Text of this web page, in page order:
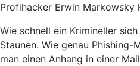
Profihacker Erwin Markowsky
Wie schnell ein Krimineller
Staunen. Wie genau
man einen Anhang in einer